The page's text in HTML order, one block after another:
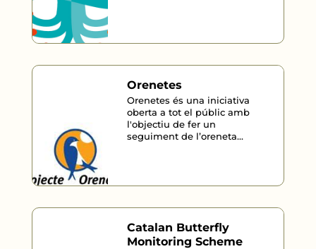
Orenetes
Orenetes és una iniciativa
oberta a tot el públic amb
l'objectiu de fer un
seguiment de l’oreneta...
Catalan Butterfly
Monitoring Scheme